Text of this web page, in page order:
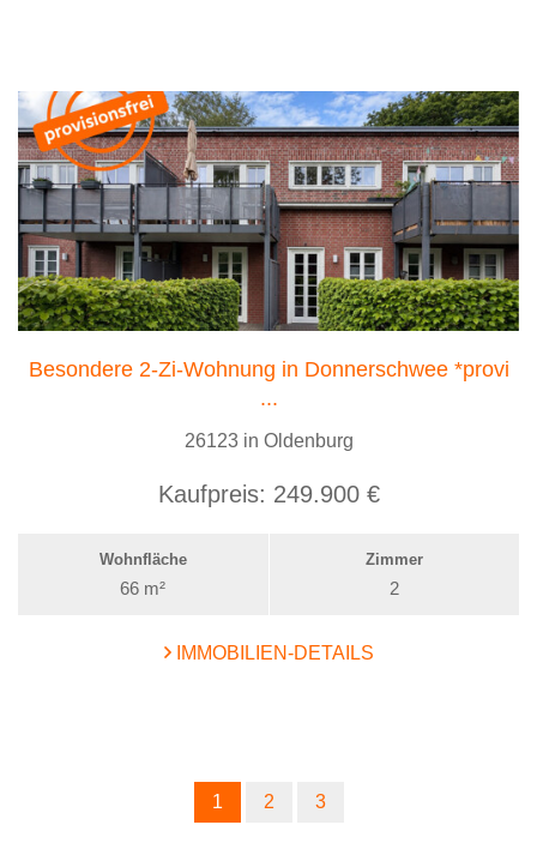
Besondere 2-Zi-Wohnung in Donnerschwee *provi
...
26123 in Oldenburg
Kaufpreis: 249.900 €
Wohnfläche
66 m²
Zimmer
2
IMMOBILIEN-DETAILS
1 2 3